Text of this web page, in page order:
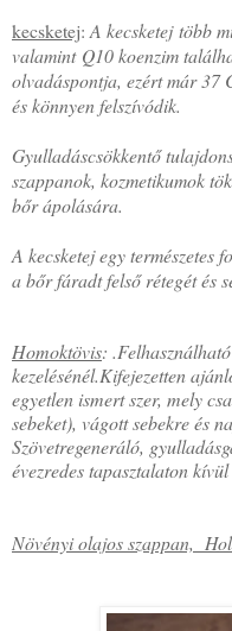
kecsketej:A kecsketej több
valamint Q10 koenzim
olvadáspontja, ezért már 37
és könnyen felszívódik.
Gyulladáscsökkentő
szappanok, kozmetikumok
bőr ápolására.
A kecsketej egy természetes
a bőr fáradt felső rétegét és
Homoktövis:
kezelésénél.Kifejezetten
egyetlen ismert szer, mely
sebeket), vágott sebekre és
Szövetregeneráló,
évezredes tapasztalaton
Növényi olajos szappan,